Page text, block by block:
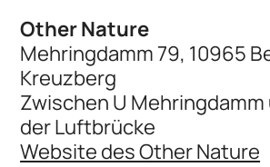
Other Nature
Mehringdamm 79, 10965
Kreuzberg
Zwischen U Mehringdamm
der Luftbrücke
Website des Other Nature